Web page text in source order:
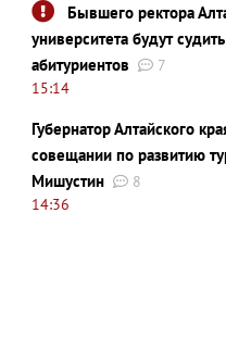
Бывшего ректора
университета будут
абитуриентов
7
15:14
Губернатор Алтайского
совещании по развитию
Мишустин
8
14:36